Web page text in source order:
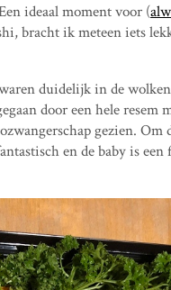
ideaal moment voor (alw
bracht ik meteen iets
duidelijk in de
door een hele resem
gezien.
en de baby is